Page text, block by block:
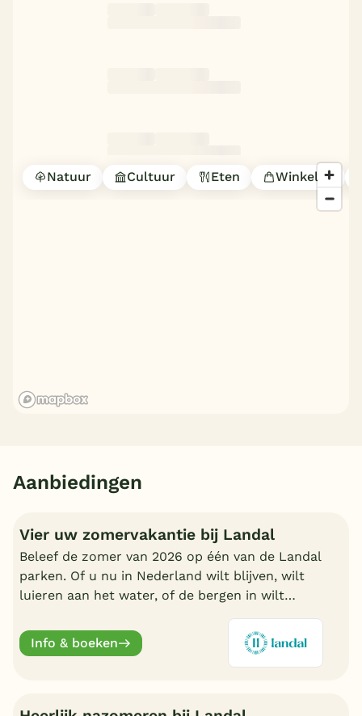
Natuur Cultuur Eten Winkelen
Aanbiedingen
Vier uw zomervakantie bij Landal
Beleef de zomer van 2026 op één van de Landal
parken. Of u nu in Nederland wilt blijven, wilt
luieren aan het water, of de bergen in wilt
fijn Landal park.
Info & boeken